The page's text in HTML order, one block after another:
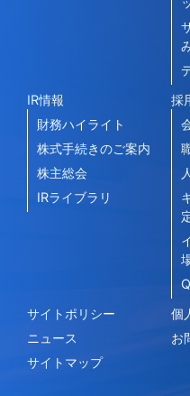
IR情報
財務ハイライト
株式手続きのご案内
株主総会
IRライブラリ
採
サイトポリシー
個
ニュース
お
サイトマップ